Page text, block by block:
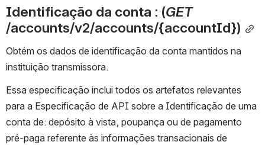
Identificação da conta : (
GET
/accounts/v2/accounts/{accountId})
Obtém os dados de identificação da conta mantidos na
instituição transmissora.
Essa especificação inclui todos os artefatos relevantes
para a Especificação de API sobre a Identificação de uma
conta de: depósito à vista, poupança ou de pagamento
pré-paga referente às informações transacionais de